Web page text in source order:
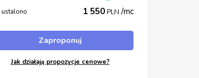
ustalono 1 550 PLN /mc
Zaproponuj
Jak działają propozycje cenowe?